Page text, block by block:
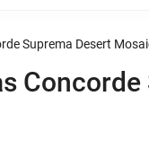
Suprema Desert